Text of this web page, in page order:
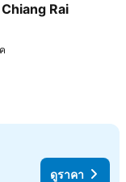
รโปรด
Rai
ดูราคา